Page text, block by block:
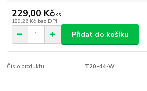
229,00 Kč/ks
189,26 Kč bez DPH
Přidat do košíku
Číslo produktu: T20-44-W